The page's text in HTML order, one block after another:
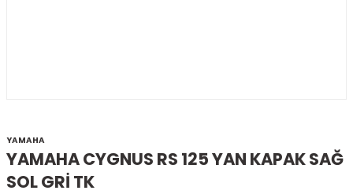
YAMAHA
YAMAHA CYGNUS RS 125 YAN KAPAK SAĞ
SOL GRİ TK